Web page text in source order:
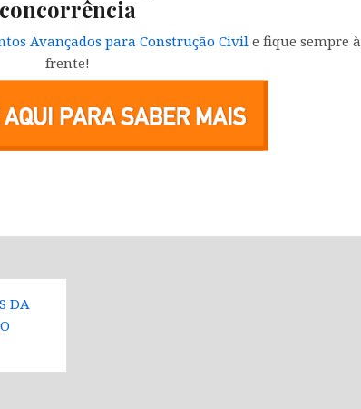
concorrência
Avançados para Construção Civil e fique sempre à
frente!
DA